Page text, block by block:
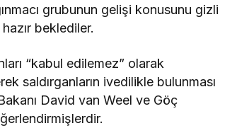
grubunun gelişi konusunu gizli
beklediler.
“kabul edilemez” olarak
saldırganların ivedilikle bulunması
David van Weel ve Göç